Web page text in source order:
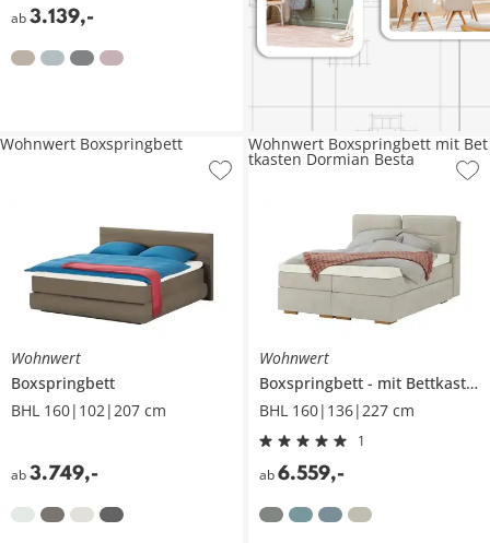
ab3.139,-
Wohnwert
Boxspringbett
BHL 160|102|207 cm
ab3.749,-
Wohnwert Boxspringbett
Wohnwert
Boxspringbett
mit Bettkasten
BHL 160|136|227 cm
1
ab 6.559,-
Wohnwert Boxspringbett mit Bet
tkasten Dormian Besta